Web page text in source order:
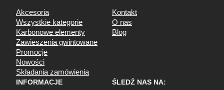
Akcesoria
Wszystkie kategorie
Karbonowe elementy
Zawieszenia gwintowane
Promocje
Nowości
Składania zamówienia
Kontakt
O nas
Blog
INFORMACJE ŚLEDŹ NAS NA: